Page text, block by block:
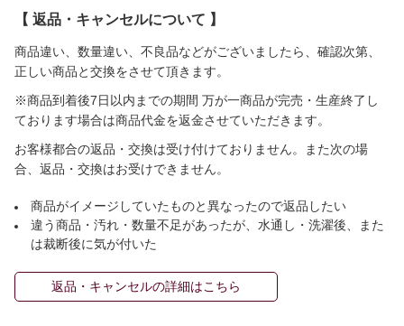
【 返品・キャンセルについて 】
商品違い、数量違い、不良品などがございましたら、確認次第、
正しい商品と交換をさせて頂きます。
※商品到着後7日以内までの期間 万が一商品が完売・生産終了し
ております場合は商品代金を返金させていただきます。
お客様都合の返品・交換は受け付けておりません。また次の場
合、返品・交換はお受けできません。
商品がイメージしていたものと異なったので返品したい
違う商品・汚れ・数量不足があったが、水通し・洗濯後、また
は裁断後に気が付いた
返品・キャンセルの詳細はこちら